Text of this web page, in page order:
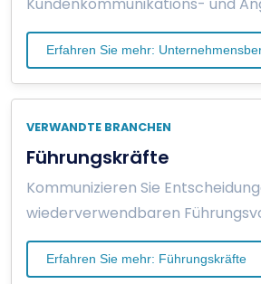
Erfahren Sie mehr:
VERWANDTE BRANCHEN
Führungskräfte
Kommunizieren Sie
wiederverwendbaren
Erfahren Sie mehr: Führungskräfte